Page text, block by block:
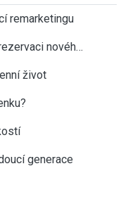
remarketingu
novéh…
život
generace